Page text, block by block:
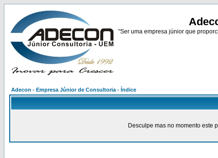
"Ser uma empresa júnior que
Adecon - Empresa Júnior de Consultoria - Índice
Desculpe mas no momento este